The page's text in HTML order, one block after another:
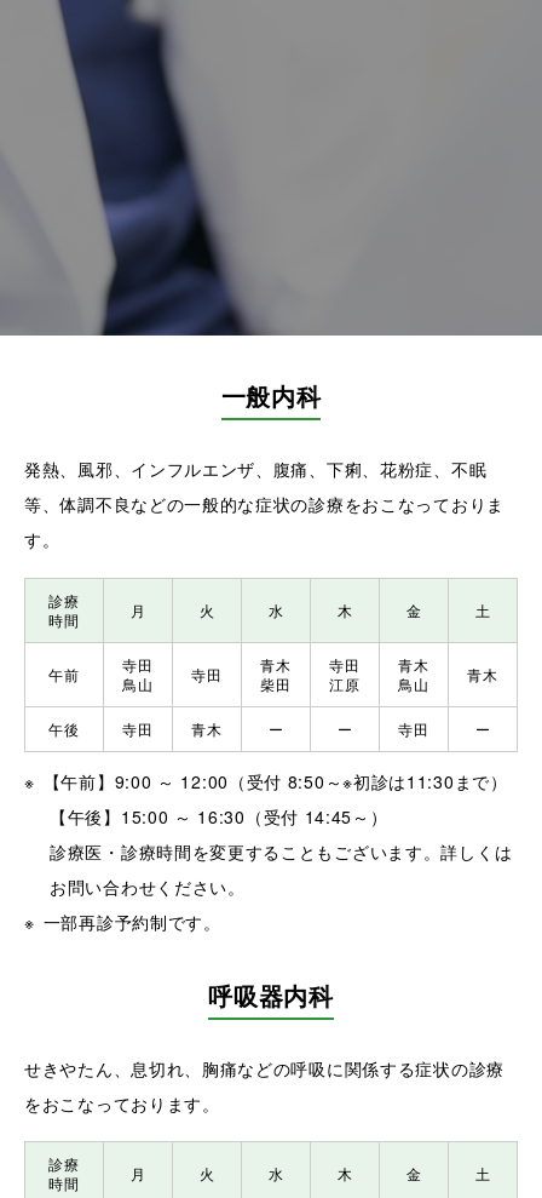
一般内科
発熱、風邪、インフルエンザ、腹痛、下痢、花粉症、不眠
等、体調不良などの一般的な症状の診療をおこなっておりま
す。
診療
時間
月 火 水 木 金 土
午前
寺田
鳥山
寺田
青木
柴田
寺田
江原
青木
鳥山
青木
午後 寺田 青木 ー ー 寺田 ー
【午前】9:00 ～ 12:00（受付 8:50～※初診は11:30まで）
【午後】15:00 ～ 16:30（受付 14:45～）
診療医・診療時間を変更することもございます。詳しくは
お問い合わせください。
一部再診予約制です。
呼吸器内科
せきやたん、息切れ、胸痛などの呼吸に関係する症状の診療
をおこなっております。
診療
時間
月 火 水 木 金 土